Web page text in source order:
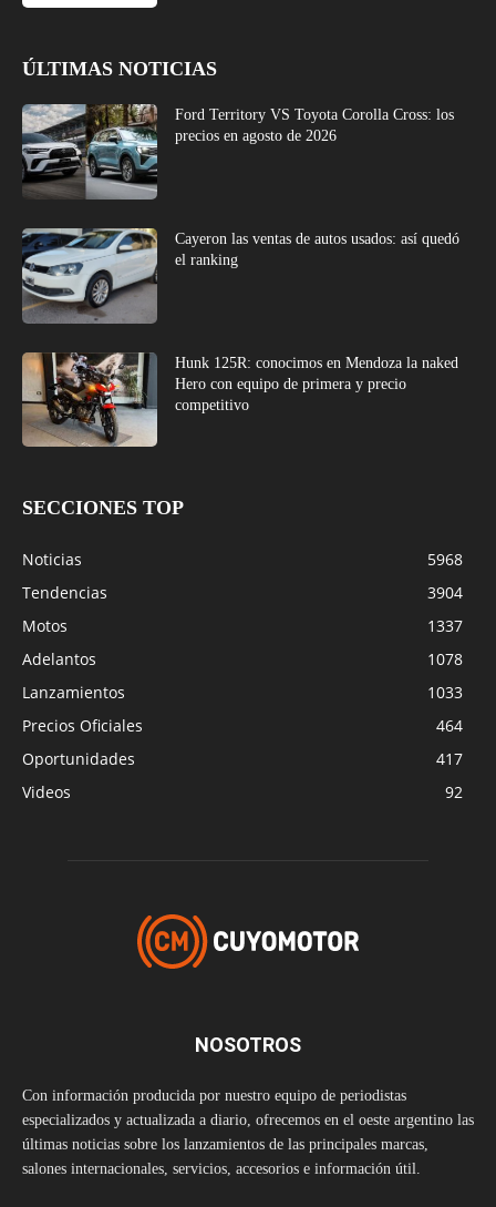
ÚLTIMAS NOTICIAS
Ford Territory VS Toyota Corolla Cross: los
precios en agosto de 2026
Cayeron las ventas de autos usados: así quedó
el ranking
Hunk 125R: conocimos en Mendoza la naked
Hero con equipo de primera y precio
competitivo
SECCIONES TOP
Noticias
5968
Tendencias
3904
Motos
1337
Adelantos
1078
Lanzamientos
1033
Precios Oficiales
464
Oportunidades
417
Videos
92
NOSOTROS
Con información producida por nuestro equipo de periodistas
especializados y actualizada a diario, ofrecemos en el oeste argentino las
últimas noticias sobre los lanzamientos de las principales marcas,
salones internacionales, servicios, accesorios e información útil.